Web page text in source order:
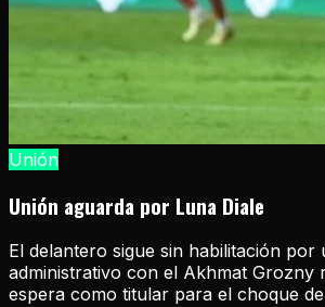
Unión
Unión aguarda por Luna Diale
El delantero sigue sin habilitación por
administrativo con el Akhmat Grozny
espera como titular para el choque